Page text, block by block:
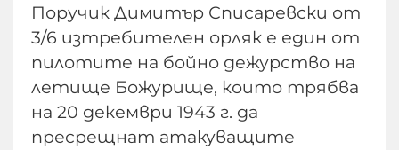
Поручик Димитър Списаревски от
3/6 изтребителен орляк е един от
пилотите на бойно дежурство на
летище Божурище, които трябва
на 20 декември 1943 г. да
пресрещнат атакуващите